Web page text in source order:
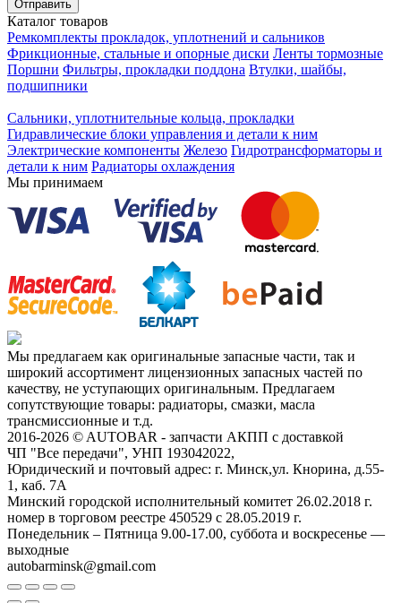
Каталог товаров
Ремкомплекты прокладок, уплотнений и сальников
Фрикционные, стальные и опорные диски Ленты тормозные
Поршни Фильтры, прокладки поддона Втулки, шайбы,
подшипники
Сальники, уплотнительные кольца, прокладки
Гидравлические блоки управления и детали к ним
Электрические компоненты Железо Гидротрансформаторы и
детали к ним Радиаторы охлаждения
Мы принимаем
Мы предлагаем как оригинальные запасные части, так и
широкий ассортимент лицензионных запасных частей по
качеству, не уступающих оригинальным. Предлагаем
сопутствующие товары: радиаторы, смазки, масла
трансмиссионные и т.д.
2016-2026 © AUTOBAR - запчасти АКПП с доставкой
ЧП "Все передачи", УНП 193042022,
Юридический и почтовый адрес: г. Минск,ул. Кнорина, д.55-
1, каб. 7А
Минский городской исполнительный комитет 26.02.2018 г.
номер в торговом реестре 450529 с 28.05.2019 г.
Понедельник – Пятница 9.00-17.00, суббота и воскресенье —
выходные
autobarminsk@gmail.com